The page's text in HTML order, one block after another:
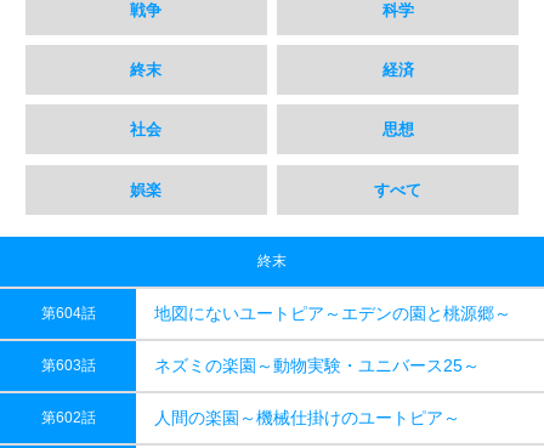
戦争 科学
終末 経済
社会 思想
娯楽 すべて
終末
第604話 地図にないユートピア～エデンの園と桃源郷～
第603話 ネズミの楽園～動物実験・ユニバース25～
第602話 人間の楽園～機械仕掛けのユートピア～